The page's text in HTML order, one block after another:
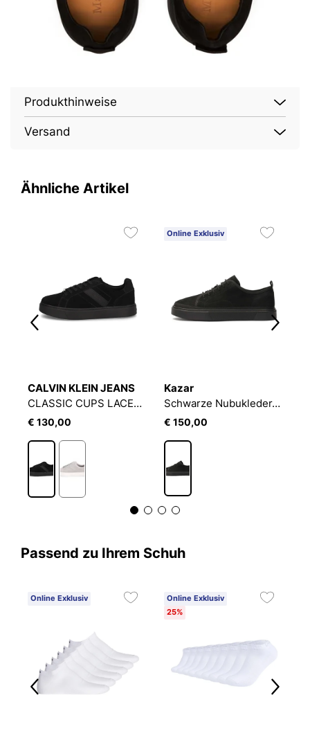
Produkthinweise
Versand
Ähnliche Artikel
CALVIN KLEIN JEANS
CLASSIC CUPS LACEUP TAPESU
€ 130,00
Online Exklusiv
Kazar
Schwarze Nubukleder-Sneakers zum Schnüren
€ 150,00
Passend zu Ihrem Schuh
Online Exklusiv
Online Exklusiv
25%